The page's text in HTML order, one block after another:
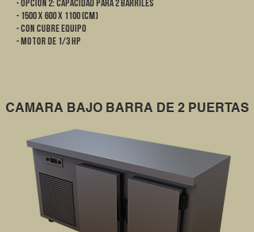
- OPCION 2: CAPACIDAD PARA 2 BARRILES
- 1500 x 600 x 1100 (cm)
- Con cubre equipo
- Motor de 1/3 HP
CAMARA BAJO BARRA DE 2 PUERTAS